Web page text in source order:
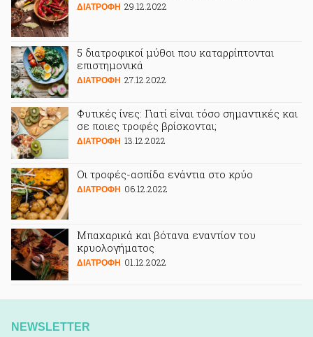
ΔΙΑΤΡΟΦΗ 29.12.2022
5 διατροφικοί μύθοι που καταρρίπτονται
επιστημονικά
ΔΙΑΤΡΟΦΗ 27.12.2022
Φυτικές ίνες: Γιατί είναι τόσο σημαντικές και
σε ποιες τροφές βρίσκονται;
ΔΙΑΤΡΟΦΗ 13.12.2022
Οι τροφές-ασπίδα ενάντια στο κρύο
ΔΙΑΤΡΟΦΗ 06.12.2022
Μπαχαρικά και βότανα εναντίον του
κρυολογήματος
ΔΙΑΤΡΟΦΗ 01.12.2022
NEWSLETTER